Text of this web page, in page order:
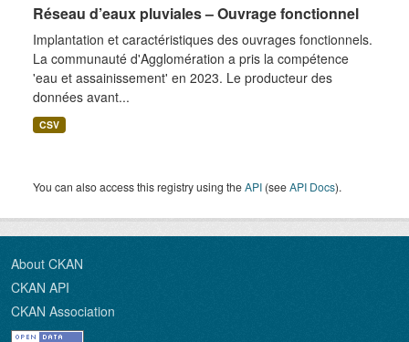
Réseau d’eaux pluviales – Ouvrage fonctionnel
Implantation et caractéristiques des ouvrages fonctionnels.
La communauté d'Agglomération a pris la compétence
'eau et assainissement' en 2023. Le producteur des
données avant...
CSV
You can also access this registry using theAPI (seeAPI Docs).
About CKAN
CKAN API
CKAN Association